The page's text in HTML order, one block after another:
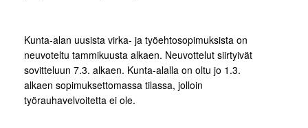
Kunta-alan uusista virka- ja työehtosopimuksista on
neuvoteltu tammikuusta alkaen. Neuvottelut siirtyivät
sovitteluun 7.3. alkaen. Kunta-alalla on oltu jo 1.3.
alkaen sopimuksettomassa tilassa, jolloin
työrauhavelvoitetta ei ole.